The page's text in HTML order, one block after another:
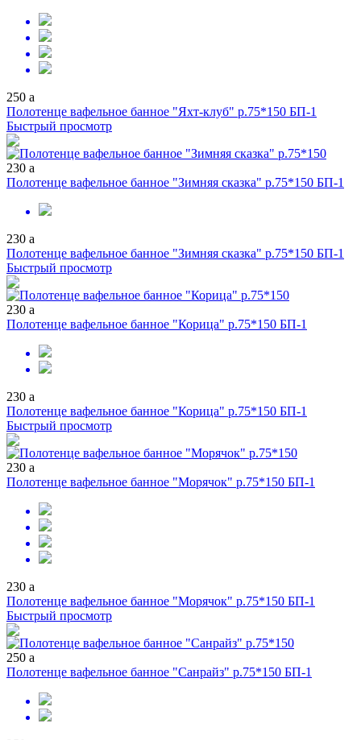
250 a
Полотенце вафельное банное "Яхт-клуб" р.75*150 БП-1
Быстрый просмотр
230 a
Полотенце вафельное банное "Зимняя сказка" р.75*150 БП-1
230 a
Полотенце вафельное банное "Зимняя сказка" р.75*150 БП-1
Быстрый просмотр
230 a
Полотенце вафельное банное "Корица" р.75*150 БП-1
230 a
Полотенце вафельное банное "Корица" р.75*150 БП-1
Быстрый просмотр
230 a
Полотенце вафельное банное "Морячок" р.75*150 БП-1
230 a
Полотенце вафельное банное "Морячок" р.75*150 БП-1
Быстрый просмотр
250 a
Полотенце вафельное банное "Санрайз" р.75*150 БП-1